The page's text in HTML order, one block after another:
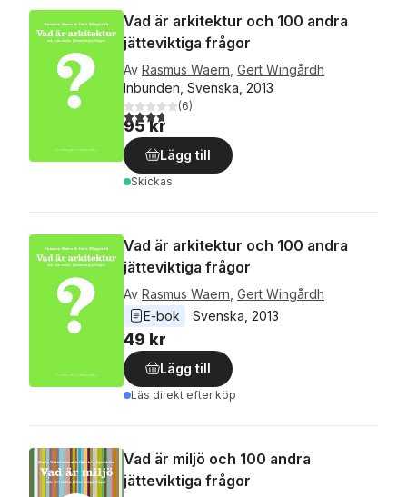
Vad är arkitektur och 100 andra
jätteviktiga frågor
Av Rasmus Waern Gert Wingårdh
Inbunden, Svenska, 2013
3,7utav 5 stjärnor. Totalt antal röster:
(6)
95 kr
Lägg till
Skickas
Vad är arkitektur och 100 andra
jätteviktiga frågor
Av Rasmus Waern Gert Wingårdh
E-bok
Svenska 2013
49 kr
Lägg till
Läs direkt efter köp
Vad är miljö och 100 andra
jätteviktiga frågor